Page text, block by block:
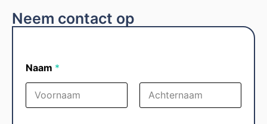
Neem contact op
Naam *